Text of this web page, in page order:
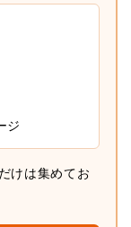
ジ
けは集めてお